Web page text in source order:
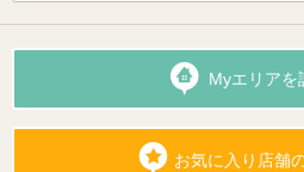
Myエリアを
お気に入り店舗